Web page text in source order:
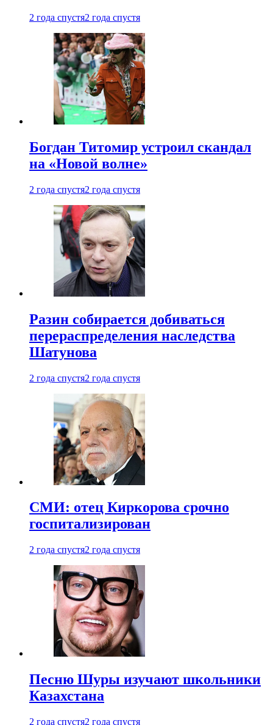
2 года спустя2 года спустя
Богдан Титомир устроил скандал
на «Новой волне»
2 года спустя2 года спустя
Разин собирается добиваться
перераспределения наследства
Шатунова
2 года спустя2 года спустя
СМИ: отец Киркорова срочно
госпитализирован
2 года спустя2 года спустя
Песню Шуры изучают школьники
Казахстана
2 года спустя2 года спустя